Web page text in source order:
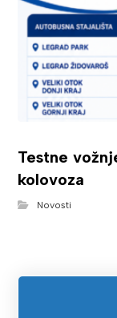
Testne
kolovoza
Novosti